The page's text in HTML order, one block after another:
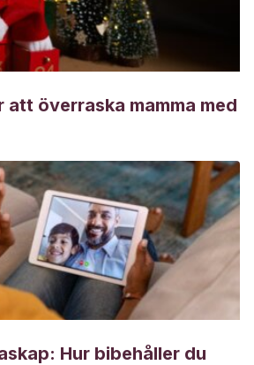
att överraska mamma med
Hur bibehåller du